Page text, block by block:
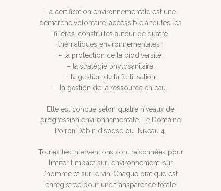
La certification environnementale est une
démarche volontaire, accessible à toutes les
filières, construites autour de quatre
thématiques environnementales :
– la protection de la biodiversité,
– la stratégie phytosanitaire,
– la gestion de la fertilisation,
– la gestion de la ressource en eau.
Elle est conçue selon quatre niveaux de
progression environnementale. Le Domaine
Poiron Dabin dispose du Niveau 4.
Toutes les interventions sont raisonnées pour
limiter l’impact sur l’environnement, sur
l’homme et sur le vin. Chaque pratique est
enregistrée pour une transparence totale